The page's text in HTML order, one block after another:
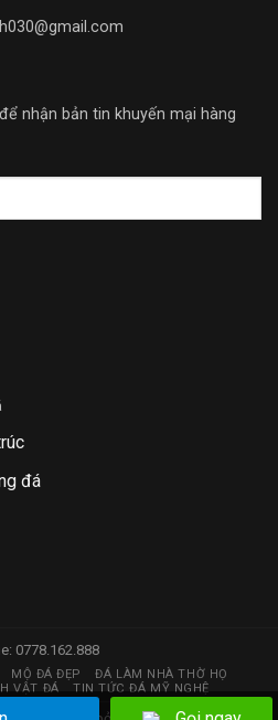
nhận bản tin khuyến mại hàng
đá
0778.162.888
MỘ ĐÁ ĐẸP
ĐÁ LÀM NHÀ THỜ HỌ
VẬT ĐÁ TIN TỨC ĐÁ MỸ NGHỆ